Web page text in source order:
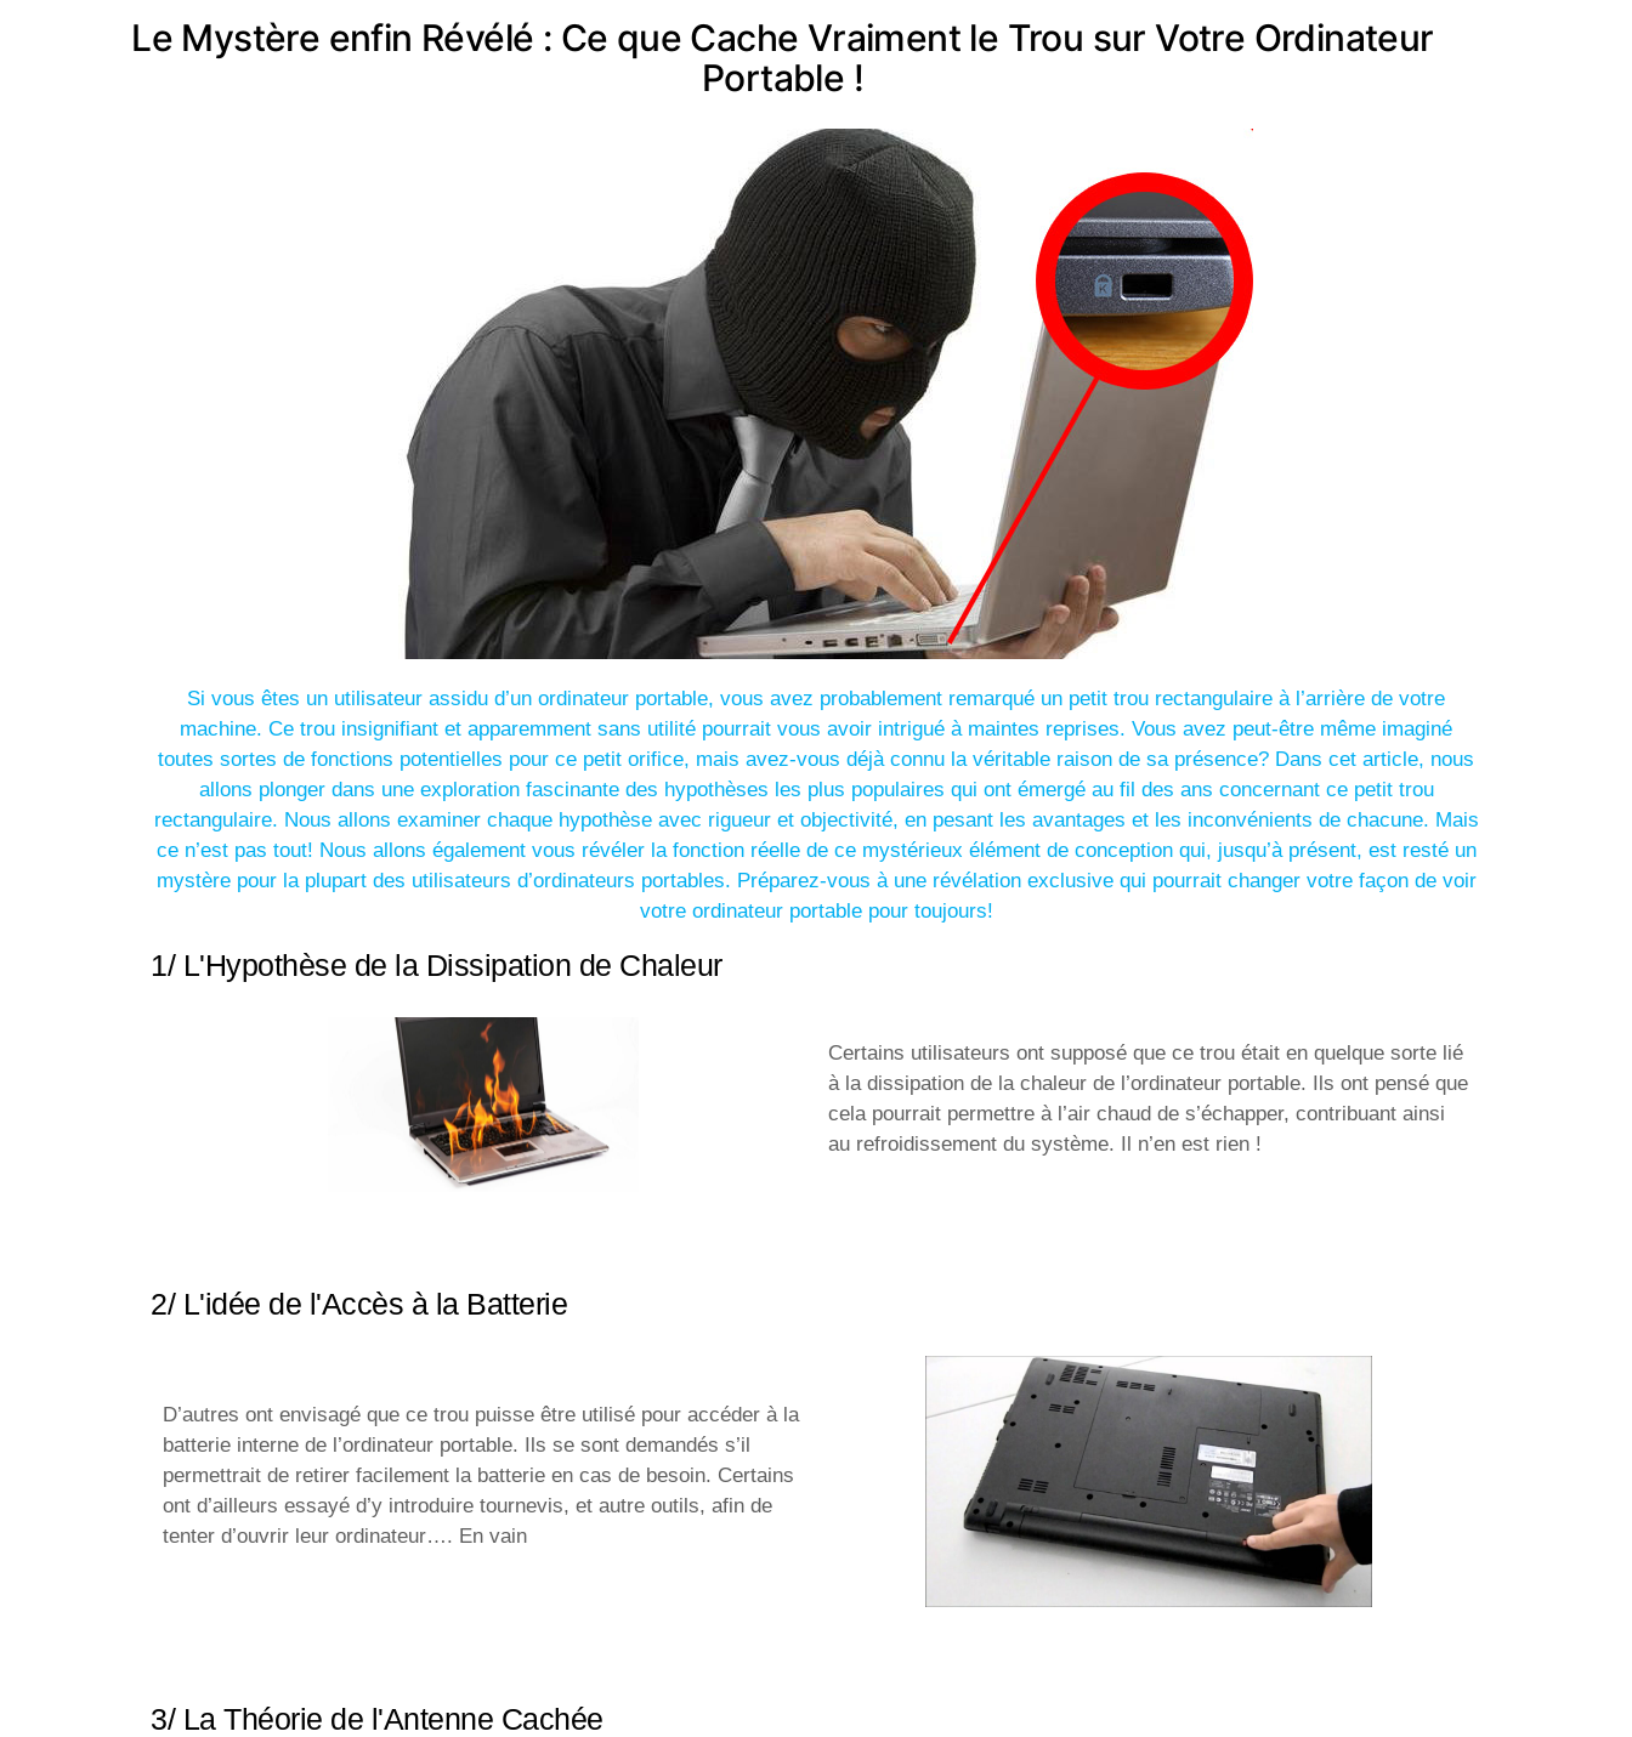
Le Mystère enfin Révélé : Ce que Cache Vraiment le Trou sur Votre Ordinateur
Portable !
Si vous êtes un utilisateur assidu d’un ordinateur portable, vous avez probablement remarqué un petit trou rectangulaire à l’arrière de votre
machine. Ce trou insignifiant et apparemment sans utilité pourrait vous avoir intrigué à maintes reprises. Vous avez peut-être même imaginé
toutes sortes de fonctions potentielles pour ce petit orifice, mais avez-vous déjà connu la véritable raison de sa présence? Dans cet article, nous
allons plonger dans une exploration fascinante des hypothèses les plus populaires qui ont émergé au fil des ans concernant ce petit trou
rectangulaire. Nous allons examiner chaque hypothèse avec rigueur et objectivité, en pesant les avantages et les inconvénients de chacune.
ce n’est pas tout! Nous allons également vous révéler la fonction réelle de ce mystérieux élément de conception qui, jusqu’à présent, est resté un
mystère pour la plupart des utilisateurs d’ordinateurs portables. Préparez-vous à une révélation exclusive qui pourrait changer votre façon de voir
votre ordinateur portable pour toujours!
1/ L'Hypothèse de la Dissipation de Chaleur
Certains utilisateurs ont supposé que ce trou était en quelque sorte lié
à la dissipation de la chaleur de l’ordinateur portable. Ils ont pensé que
cela pourrait permettre à l’air chaud de s’échapper, contribuant ainsi
au refroidissement du système. Il n’en est rien !
2/ L'idée de l'Accès à la Batterie
D’autres ont envisagé que ce trou puisse être utilisé pour accéder à la
batterie interne de l’ordinateur portable. Ils se sont demandés s’il
permettrait de retirer facilement la batterie en cas de besoin. Certains
ont d’ailleurs essayé d’y introduire tournevis, et autre outils, afin de
tenter d’ouvrir leur ordinateur…. En vain
3/ La Théorie de l'Antenne Cachée